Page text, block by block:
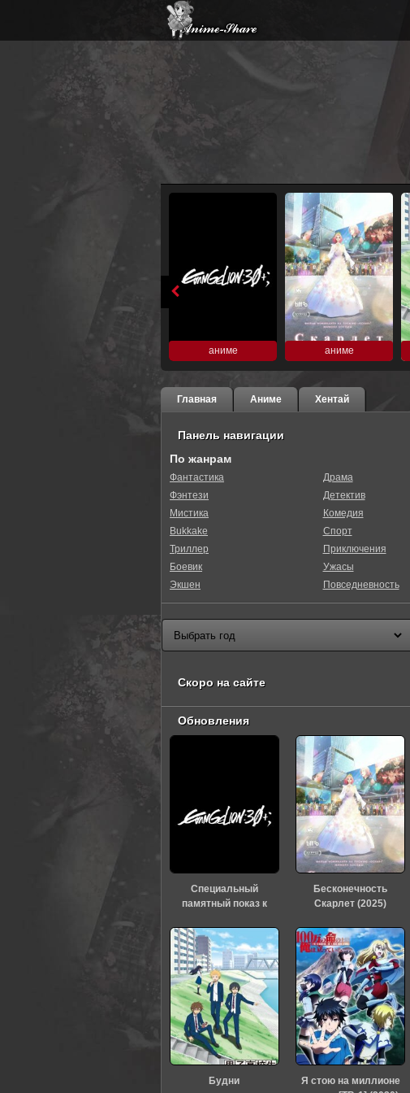
аниме аниме
Главная Аниме Хентай
Панель навигации
По жанрам
Фантастика
Фэнтези
Мистика
Bukkake
Триллер
Боевик
Экшен
Драма
Детектив
Комедия
Спорт
Приключения
Ужасы
Повседневность
Скоро на сайте
Обновления
Специальный
памятный показ к
«Евангелиона» (2026)
Бесконечность
Скарлет (2025)
Будни
Я стою на миллионе